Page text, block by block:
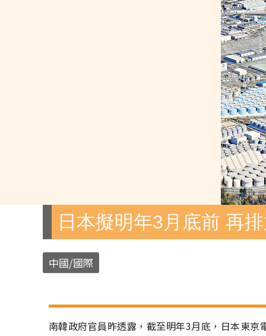
日本擬明年3月底前 再
中國/國際
南韓政府官員昨透露，截至明年3月底，日本東